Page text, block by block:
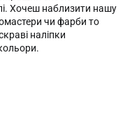
Хочеш наблизити нашу
чи фарби то
наліпки